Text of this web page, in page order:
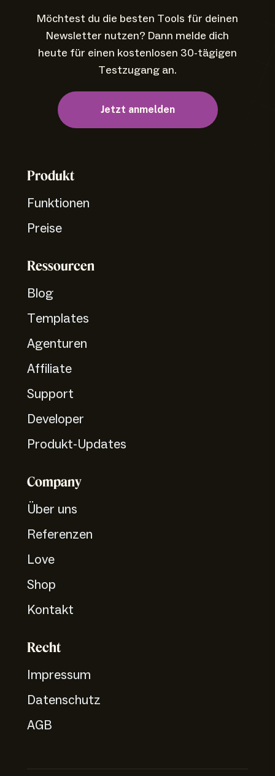
Möchtest du die besten Tools für deinen
Newsletter nutzen? Dann melde dich
heute für einen kostenlosen 30-tägigen
Testzugang an.
Jetzt anmelden
Produkt
Funktionen
Preise
Ressourcen
Blog
Templates
Agenturen
Affiliate
Support
Developer
Produkt-Updates
Company
Über uns
Referenzen
Love
Shop
Kontakt
Recht
Impressum
Datenschutz
AGB